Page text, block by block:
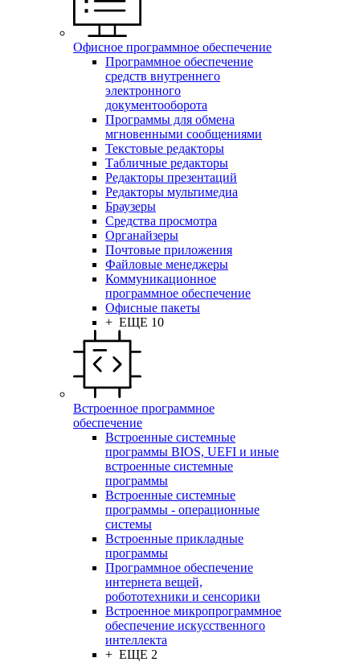
Офисное программное обеспечение
Программное обеспечение
средств внутреннего
электронного
документооборота
Программы для обмена
мгновенными сообщениями
Текстовые редакторы
Табличные редакторы
Редакторы презентаций
Редакторы мультимедиа
Браузеры
Средства просмотра
Органайзеры
Почтовые приложения
Файловые менеджеры
Коммуникационное
программное обеспечение
Офисные пакеты
+ ЕЩЕ 10
Встроенное программное
обеспечение
Встроенные системные
программы BIOS, UEFI и иные
встроенные системные
программы
Встроенные системные
программы - операционные
системы
Встроенные прикладные
программы
Программное обеспечение
интернета вещей,
робототехники и сенсорики
Встроенное микропрограммное
обеспечение искусственного
интеллекта
+ ЕЩЕ 2